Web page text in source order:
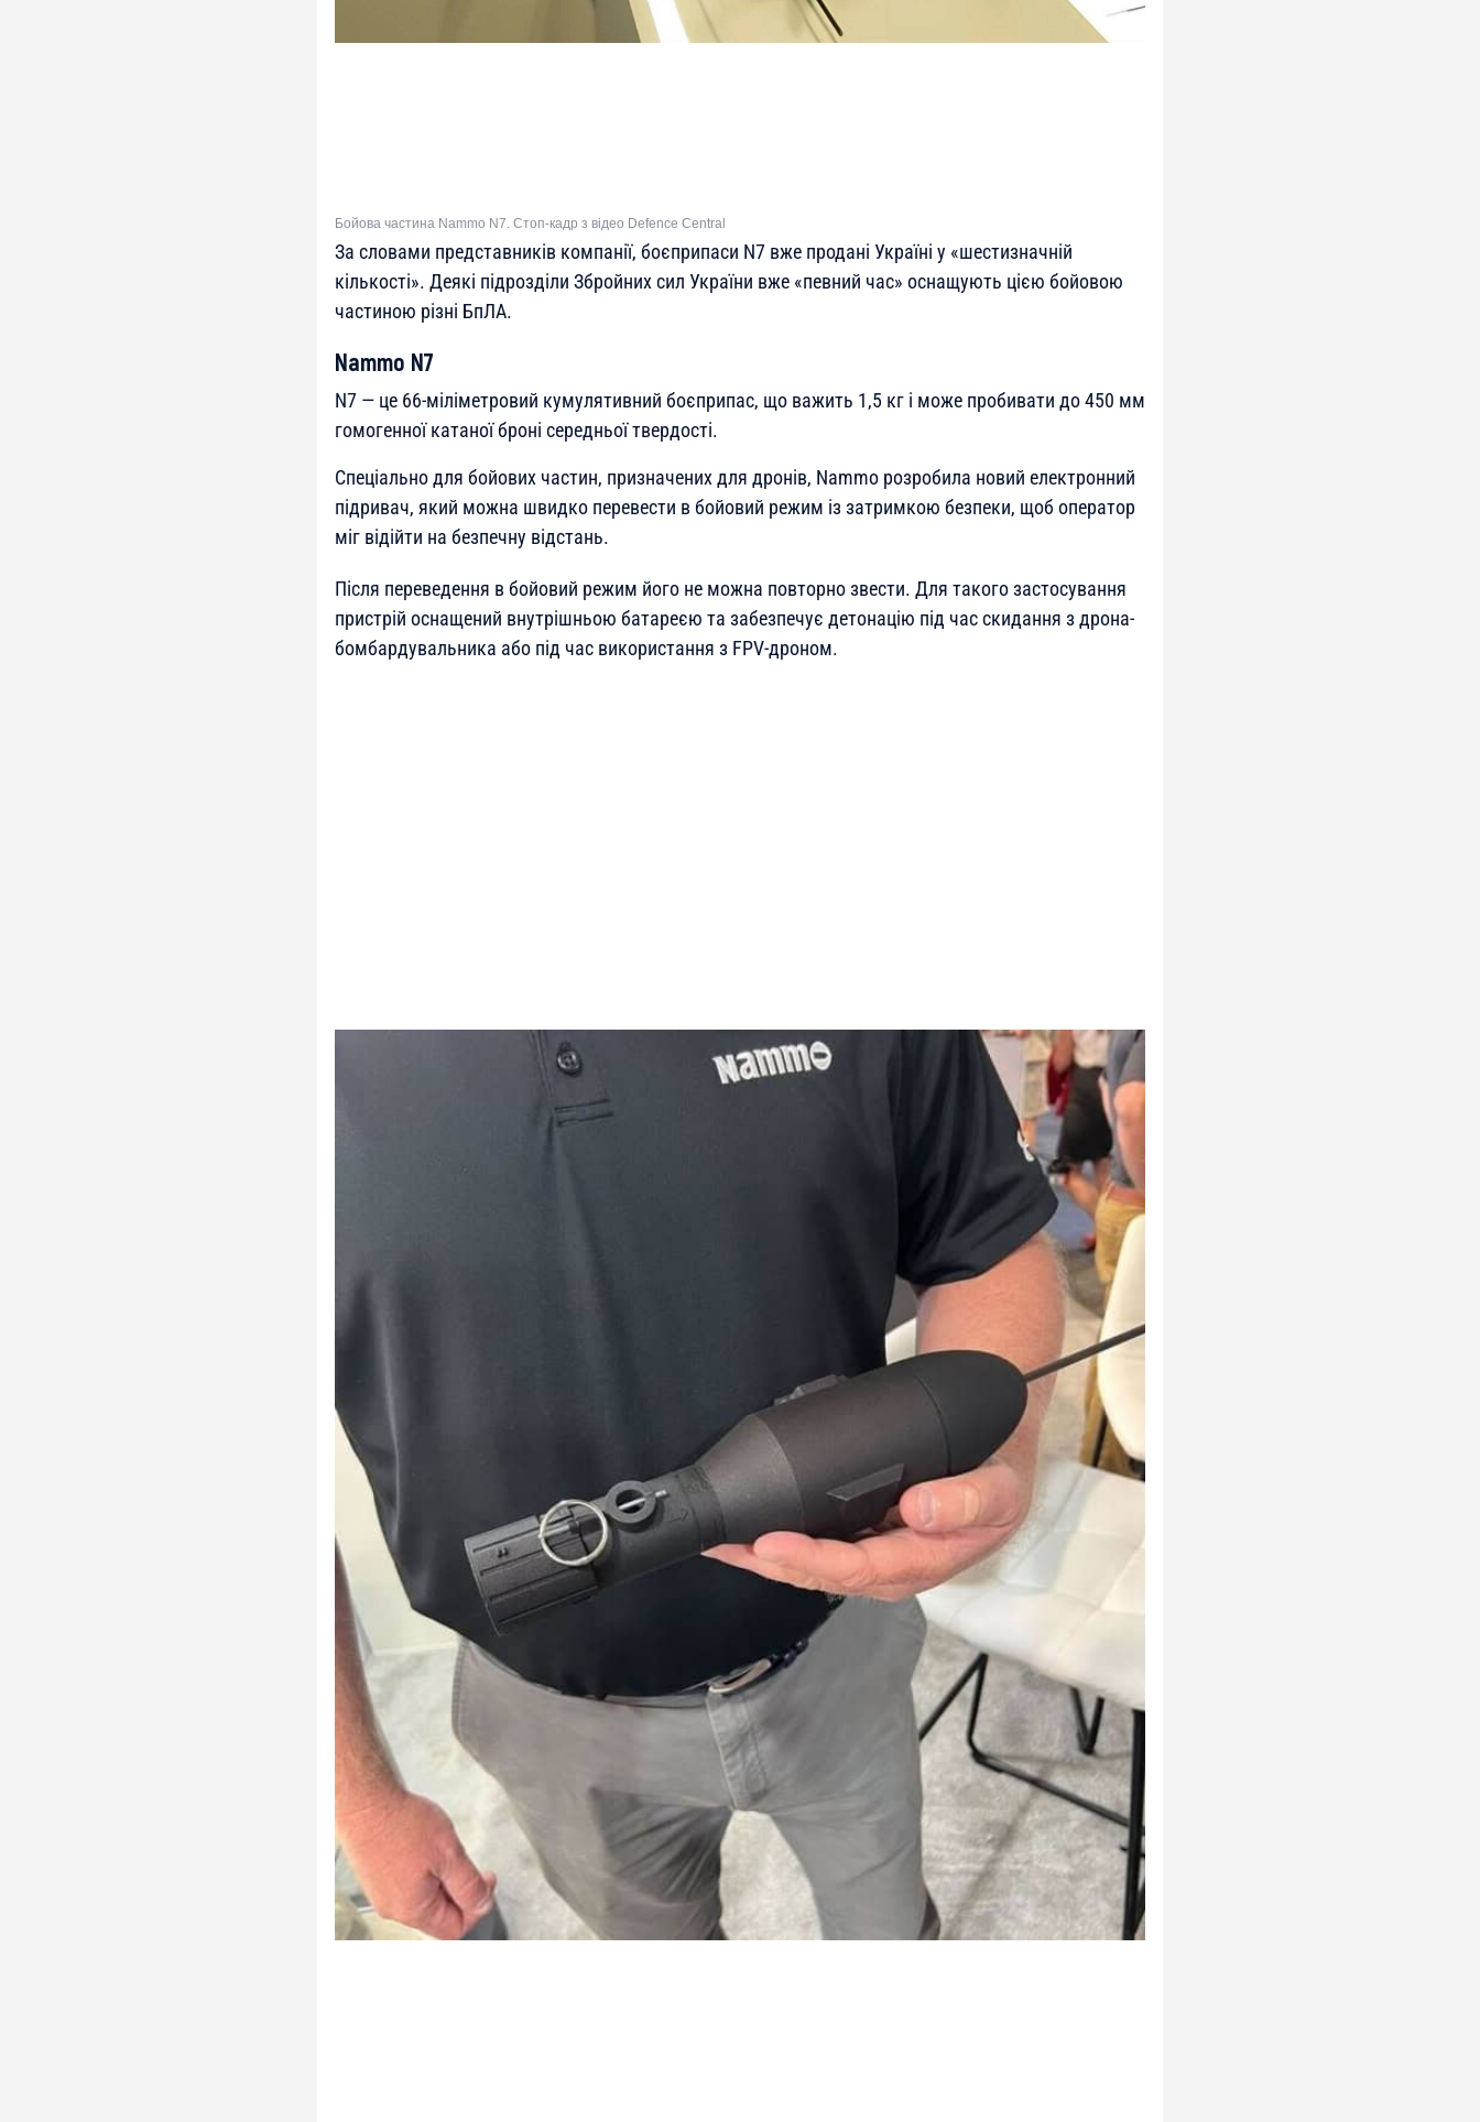
Бойова частина Nammo N7. Стоп-кадр з відео Defence Central
За словами представників компанії, боєприпаси N7 вже продані Україні у «шестизначній
кількості». Деякі підрозділи Збройних сил України вже «певний час» оснащують цією бойовою
частиною різні БпЛА.
Nammo N7
N7 — це 66-міліметровий кумулятивний боєприпас, що важить 1,5 кг і може пробивати до 450 мм
гомогенної катаної броні середньої твердості.
Спеціально для бойових частин, призначених для дронів, Nammo розробила новий електронний
підривач, який можна швидко перевести в бойовий режим із затримкою безпеки, щоб оператор
міг відійти на безпечну відстань.
Після переведення в бойовий режим його не можна повторно звести. Для такого застосування
пристрій оснащений внутрішньою батареєю та забезпечує детонацію під час скидання з дрона-
бомбардувальника або під час використання з FPV-дроном.